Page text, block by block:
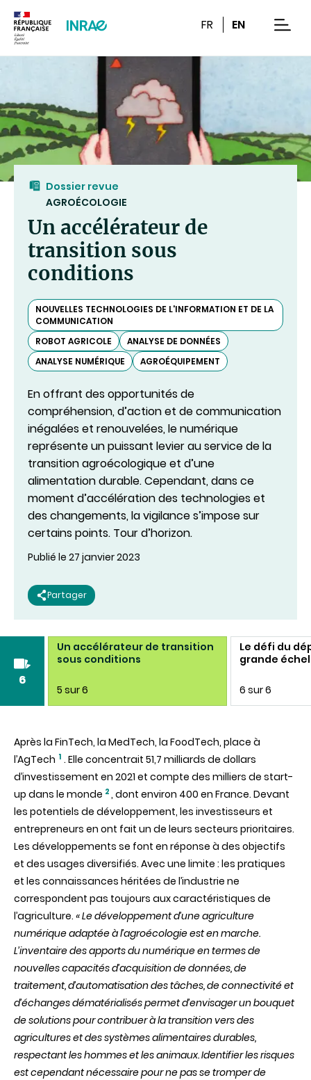
FR EN
Dossier revue
AGROÉCOLOGIE
Un accélérateur de
transition sous
conditions
NOUVELLES TECHNOLOGIES DE L'INFORMATION ET DE LA
COMMUNICATION
ROBOT AGRICOLE
ANALYSE DE DONNÉES
ANALYSE NUMÉRIQUE
AGROÉQUIPEMENT
En offrant des opportunités de
compréhension, d’action et de communication
inégalées et renouvelées, le numérique
représente un puissant levier au service de la
transition agroécologique et d’une
alimentation durable. Cependant, dans ce
moment d’accélération des technologies et
des changements, la vigilance s’impose sur
certains points. Tour d’horizon.
Publié le 27 janvier 2023
Partager
6
Un accélérateur de transition
sous conditions
5 sur 6
Le défi du
grande
6 sur 6
Après la FinTech, la MedTech, la FoodTech, place à
l’AgTech 1 . Elle concentrait 51,7 milliards de dollars
d’investissement en 2021 et compte des milliers de start-
up dans le monde 2 , dont environ 400 en France. Devant
les potentiels de développement, les investisseurs et
entrepreneurs en ont fait un de leurs secteurs prioritaires.
Les développements se font en réponse à des objectifs
et des usages diversifiés. Avec une limite : les pratiques
et les connaissances héritées de l’industrie ne
correspondent pas toujours aux caractéristiques de
l’agriculture. « Le développement d’une agriculture
numérique adaptée à l’agroécologie est en marche.
L’inventaire des apports du numérique en termes de
nouvelles capacités d’acquisition de données, de
traitement, d’automatisation des tâches, de connectivité et
d’échanges dématérialisés permet d’envisager un bouquet
de solutions pour contribuer à la transition vers des
agricultures et des systèmes alimentaires durables,
respectant les hommes et les animaux. Identifier les risques
est cependant nécessaire pour ne pas se tromper de